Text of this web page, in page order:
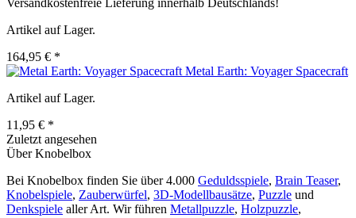
Versandkostenfreie Lieferung innerhalb Deutschlands!
Artikel auf Lager.
164,95 € *
Metal Earth: Voyager Spacecraft
Artikel auf Lager.
11,95 € *
Zuletzt angesehen
Über Knobelbox
Bei Knobelbox finden Sie über 4.000 Geduldsspiele, Brain Teaser,
Knobelspiele, Zauberwürfel, 3D-Modellbausätze, Puzzle und
Denkspiele aller Art. Wir führen Metallpuzzle, Holzpuzzle,